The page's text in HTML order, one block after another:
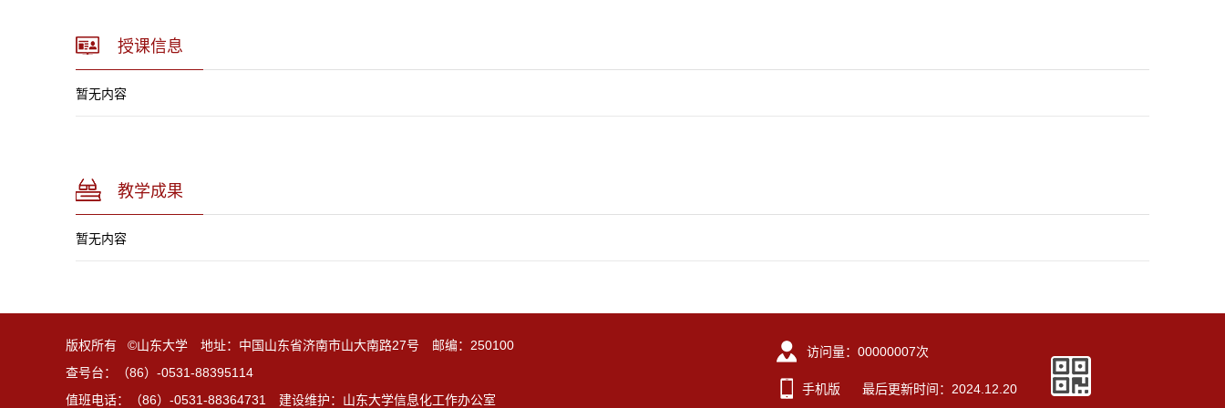
授课信息
暂无内容
教学成果
暂无内容
版权所有 ©山东大学 地址：中国山东省济南市山大南路27号 邮编：250100
查号台：（86）-0531-88395114
值班电话：（86）-0531-88364731 建设维护：山东大学信息化工作办公室
访问量： 00000007次
手机版 最后更新时间： 2024 12 20